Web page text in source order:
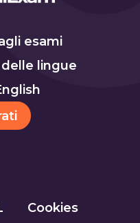
esami
lingue
Cookies